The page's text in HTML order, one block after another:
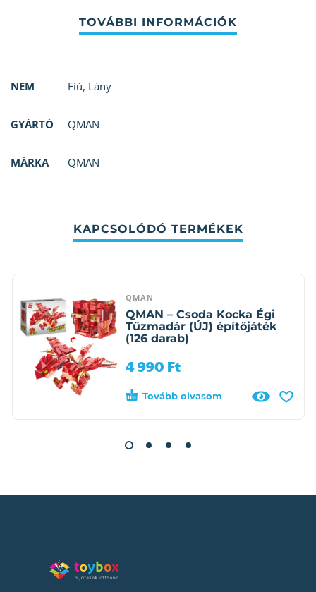
NEM Fiú, Lány
GYÁRTÓ QMAN
MÁRKA QMAN
KAPCSOLÓDÓ TERMÉKEK
QMAN
QMAN – Csoda Kocka Égi
Tűzmadár (ÚJ) építőjáték
(126 darab)
4 990 Ft
Tovább olvasom